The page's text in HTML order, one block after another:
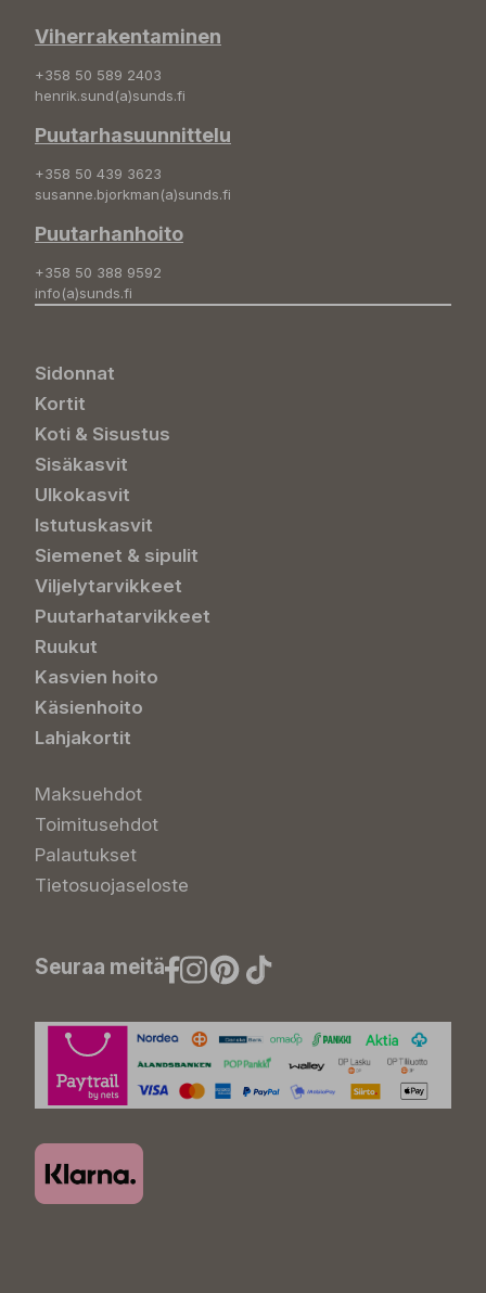
Viherrakentaminen
+358 50 589 2403
henrik.sund(a)sunds.fi
Puutarhasuunnittelu
+358 50 439 3623
susanne.bjorkman(a)sunds.fi
Puutarhanhoito
+358 50 388 9592
info(a)sunds.fi
Sidonnat
Kortit
Koti & Sisustus
Sisäkasvit
Ulkokasvit
Istutuskasvit
Siemenet & sipulit
Viljelytarvikkeet
Puutarhatarvikkeet
Ruukut
Kasvien hoito
Käsienhoito
Lahjakortit
Maksuehdot
Toimitusehdot
Palautukset
Tietosuojaseloste
Seuraa meitä